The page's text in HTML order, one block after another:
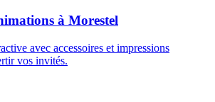
à Morestel
avec accessoires et impressions
vos invités.